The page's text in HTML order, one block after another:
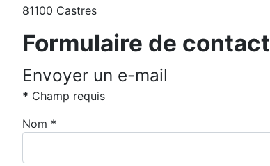
81100 Castres
Formulaire de contact
Envoyer un e-mail
* Champ requis
Nom *